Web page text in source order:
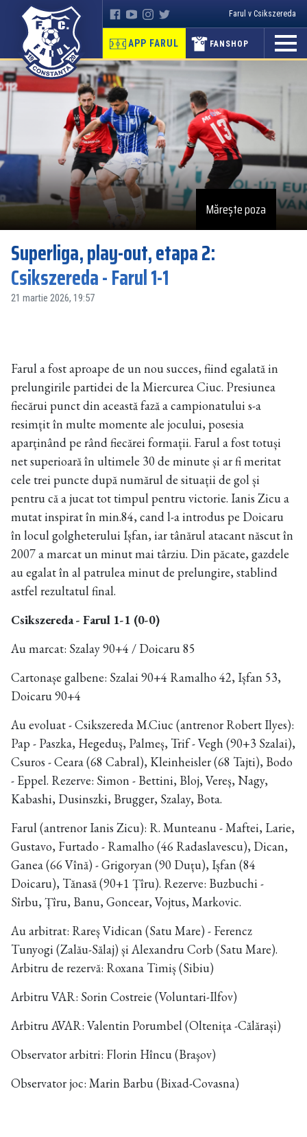
Farul v Csikszereda
APP FARUL FANSHOP
Mărește poza
Superliga, play-out, etapa 2:
Csikszereda - Farul 1-1
21 martie 2026, 19:57
Farul a fost aproape de un nou succes, fiind egalată in
prelungirile partidei de la Miercurea Ciuc. Presiunea
fiecărui punct din această fază a campionatului s-a
resimțit în multe momente ale jocului, posesia
aparținând pe rând fiecărei formații. Farul a fost totuși
net superioară în ultimele 30 de minute și ar fi meritat
cele trei puncte după numărul de situații de gol și
pentru că a jucat tot timpul pentru victorie. Ianis Zicu a
mutat inspirat în min.84, cand l-a introdus pe Doicaru
în locul golgheterului Ișfan, iar tânărul atacant născut în
2007 a marcat un minut mai târziu. Din păcate, gazdele
au egalat în al patrulea minut de prelungire, stablind
astfel rezultatul final.
Csikszereda - Farul 1-1 (0-0)
Au marcat: Szalay 90+4 / Doicaru 85
Cartonașe galbene: Szalai 90+4 Ramalho 42, Ișfan 53,
Doicaru 90+4
Au evoluat - Csikszereda M.Ciuc (antrenor Robert Ilyes):
Pap - Paszka, Hegeduș, Palmeș, Trif - Vegh (90+3 Szalai),
Csuros - Ceara (68 Cabral), Kleinheisler (68 Tajti), Bodo
- Eppel. Rezerve: Simon - Bettini, Bloj, Vereș, Nagy,
Kabashi, Dusinszki, Brugger, Szalay, Bota.
Farul (antrenor Ianis Zicu): R. Munteanu - Maftei, Larie,
Gustavo, Furtado - Ramalho (46 Radaslavescu), Dican,
Ganea (66 Vînă) - Grigoryan (90 Duțu), Ișfan (84
Doicaru), Tănasă (90+1 Țîru). Rezerve: Buzbuchi -
Sîrbu, Țîru, Banu, Goncear, Vojtus, Markovic.
Au arbitrat: Rareș Vidican (Satu Mare) - Ferencz
Tunyogi (Zalău-Sălaj) și Alexandru Corb (Satu Mare).
Arbitru de rezervă: Roxana Timiș (Sibiu)
Arbitru VAR: Sorin Costreie (Voluntari-Ilfov)
Arbitru AVAR: Valentin Porumbel (Oltenița -Călărași)
Observator arbitri: Florin Hîncu (Braşov)
Observator joc: Marin Barbu (Bixad-Covasna)